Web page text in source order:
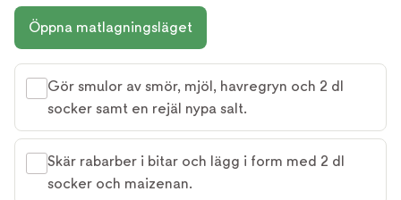
Öppna matlagningsläget
Gör smulor av smör, mjöl, havregryn och 2 dl
socker samt en rejäl nypa salt.
Skär rabarber i bitar och lägg i form med 2 dl
socker och maizenan.